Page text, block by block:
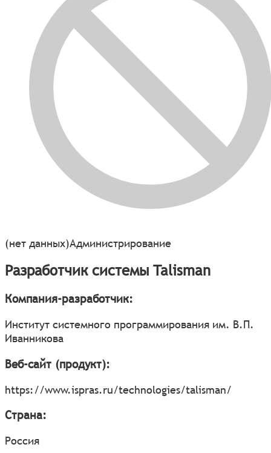
(нет данных)Администрирование
Разработчик системы Talisman
Компания-разработчик:
Институт системного программирования им. В.П.
Иванникова
Веб-сайт (продукт):
https://www.ispras.ru/technologies/talisman/
Страна:
Россия